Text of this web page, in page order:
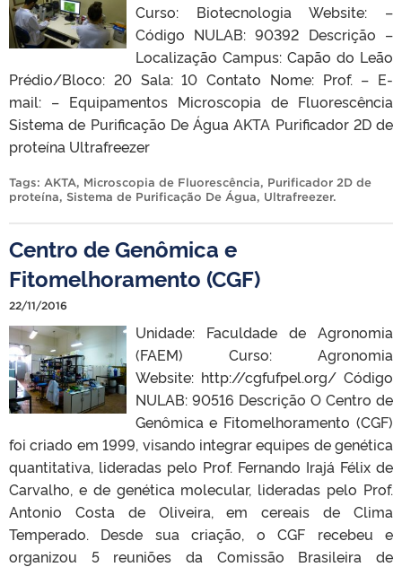
Curso: Biotecnologia Website: –
Código NULAB: 90392 Descrição –
Localização Campus: Capão do Leão
Prédio/Bloco: 20 Sala: 10 Contato Nome: Prof. – E-
mail: – Equipamentos Microscopia de Fluorescência
Sistema de Purificação De Água AKTA Purificador 2D de
proteína Ultrafreezer
Tags: AKTA, Microscopia de Fluorescência, Purificador 2D de
proteína, Sistema de Purificação De Água, Ultrafreezer.
Centro de Genômica e
Fitomelhoramento (CGF)
22/11/2016
Unidade: Faculdade de Agronomia
(FAEM) Curso: Agronomia
Website: http://cgfufpel.org/ Código
NULAB: 90516 Descrição O Centro de
Genômica e Fitomelhoramento (CGF)
foi criado em 1999, visando integrar equipes de genética
quantitativa, lideradas pelo Prof. Fernando Irajá Félix de
Carvalho, e de genética molecular, lideradas pelo Prof.
Antonio Costa de Oliveira, em cereais de Clima
Temperado. Desde sua criação, o CGF recebeu e
organizou 5 reuniões da Comissão Brasileira de